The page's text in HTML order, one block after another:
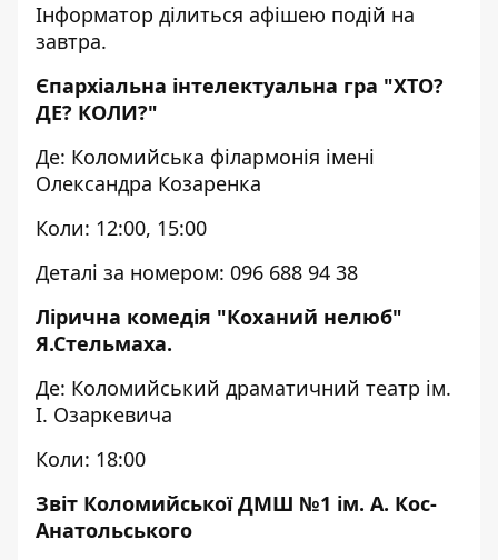
Інформатор ділиться афішею подій на
завтра.
Єпархіальна інтелектуальна гра "ХТО?
ДЕ? КОЛИ?"
Де: Коломийська філармонія імені
Олександра Козаренка
Коли: 12:00, 15:00
Деталі за номером: 096 688 94 38
Лірична комедія "Коханий нелюб"
Я.Стельмаха.
Де: Коломийський драматичний театр ім.
І. Озаркевича
Коли: 18:00
Звіт Коломийської ДМШ №1 ім. А. Кос-
Анатольського